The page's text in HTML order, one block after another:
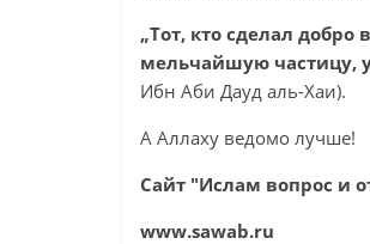
„Тот, кто сделал
мельчайшую частицу,
Ибн Аби Дауд аль-Хаи).
А Аллаху ведомо лучше!
Сайт "Ислам вопрос и
www.sawab.ru